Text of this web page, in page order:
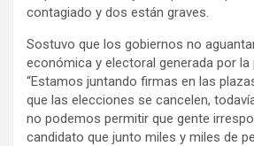
contagiado y dos están graves.
Sostuvo que los gobiernos no
económica y electoral generada por la
“Estamos juntando firmas en las
que las elecciones se cancelen,
no podemos permitir que gente
candidato que junto miles y miles de